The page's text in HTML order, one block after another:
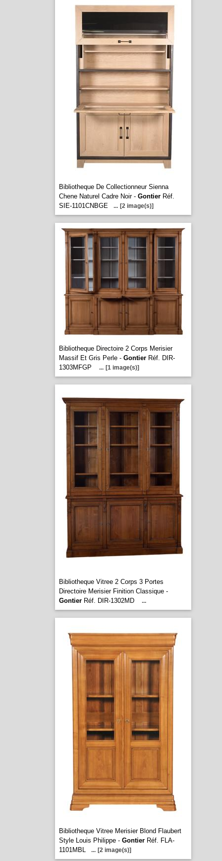
Bibliotheque De Collectionneur Sienna
Chene Naturel Cadre Noir - GontierRéf.
SIE-1101CNBGE
... [2 image(s)]
Bibliotheque Directoire 2 Corps Merisier
Massif Et Gris Perle - GontierRéf. DIR-
1303MFGP
... [1 image(s)]
Bibliotheque Vitree 2 Corps 3 Portes
Directoire Merisier Finition Classique -
GontierRéf. DIR-1302MD ...
Bibliotheque Vitree Merisier Blond Flaubert
Style Louis Philippe - GontierRéf. FLA-
1101MBL
... [2 image(s)]